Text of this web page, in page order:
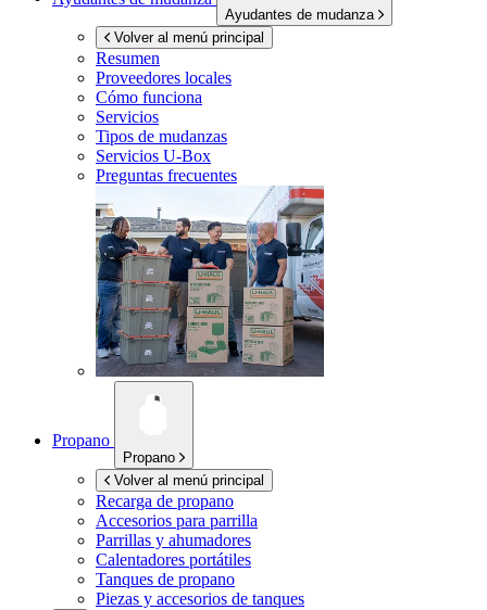
Ayudantes de mudanza
Volver al menú principal
Resumen
Proveedores locales
Cómo funciona
Servicios
Tipos de mudanzas
Servicios U-Box
Preguntas frecuentes
Propano
Propano
Volver al menú principal
Recarga de propano
Accesorios para parrilla
Parrillas y ahumadores
Calentadores portátiles
Tanques de propano
Piezas y accesorios de tanques